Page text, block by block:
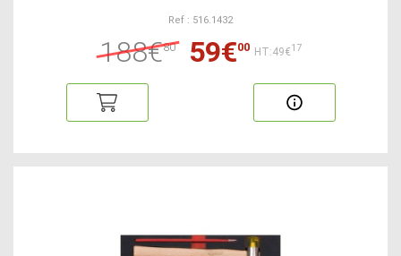
Ref : 516.1432
188€80 59€00 HT:49€17